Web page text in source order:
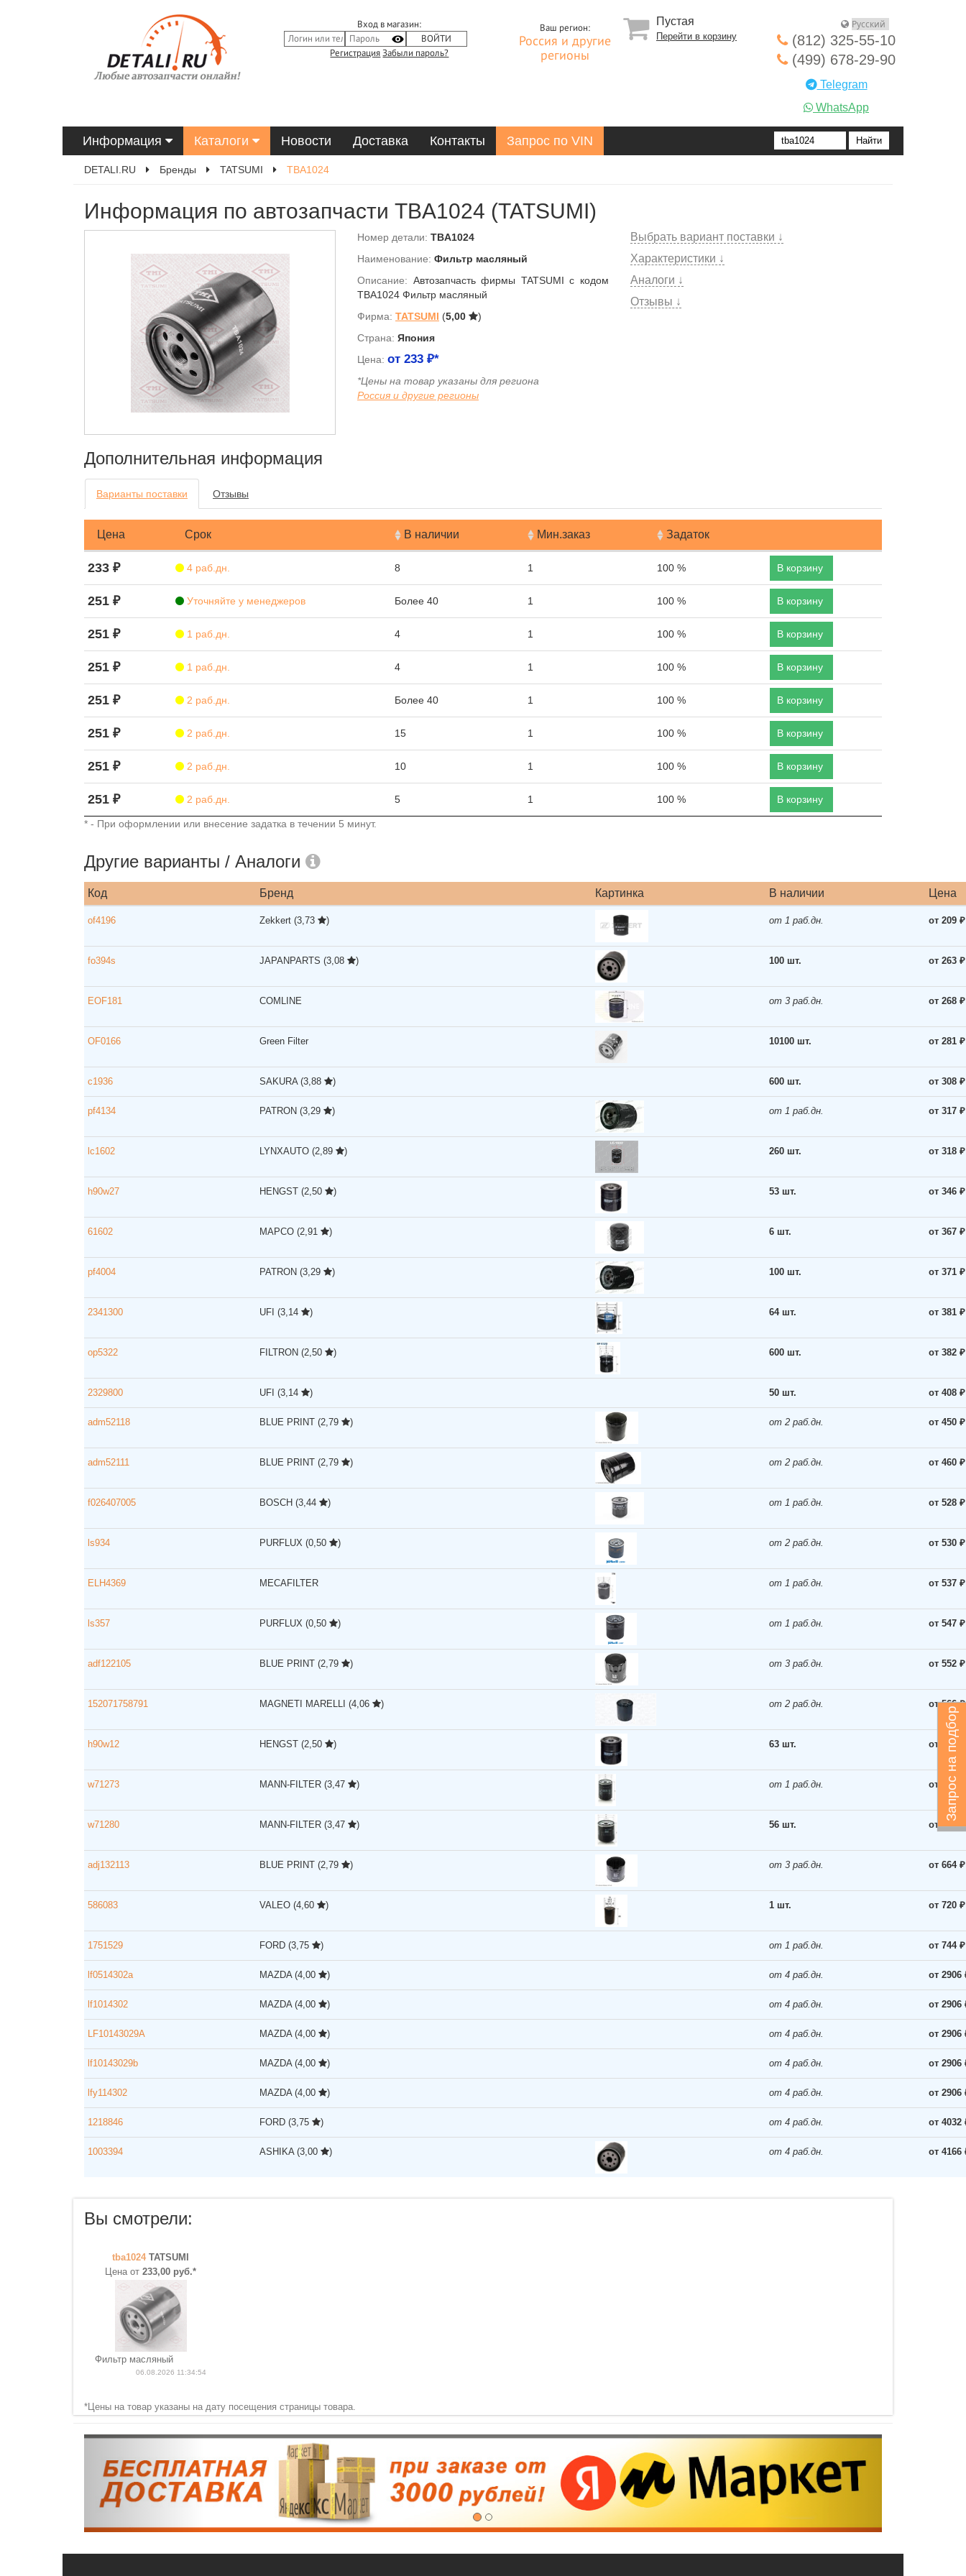
Запрос на подбор
Вход в магазин:
Регистрация Забыли пароль?
Ваш регион:
Россия и другие
регионы
Пустая
Перейти в корзину
(812) 325-55-10
(499) 678-29-90
Telegram
WhatsApp
Информация Каталоги Новости Доставка Контакты Запрос по VIN
DETALI.RU Бренды TATSUMI TBA1024
Информация по автозапчасти TBA1024 (TATSUMI)
Номер детали: TBA1024
Наименование: Фильтр масляный
Описание: Автозапчасть фирмы TATSUMI с кодом
TBA1024 Фильтр масляный
Фирма: TATSUMI (5,00
)
Страна: Япония
Цена: от 233 ₽*
*Цены на товар указаны для региона
Россия и другие регионы
Выбрать вариант поставки ↓
Характеристики ↓
Аналоги ↓
Отзывы ↓
Дополнительная информация
Варианты поставки Отзывы
Цена Срок В наличии Мин.заказ Задаток
233 ₽ 4 раб.дн. 8 1 100 % В корзину
251 ₽ Уточняйте у менеджеров Более 40 1 100 % В корзину
251 ₽ 1 раб.дн. 4 1 100 % В корзину
251 ₽ 1 раб.дн. 4 1 100 % В корзину
251 ₽ 2 раб.дн. Более 40 1 100 % В корзину
251 ₽ 2 раб.дн. 15 1 100 % В корзину
251 ₽ 2 раб.дн. 10 1 100 % В корзину
251 ₽ 2 раб.дн. 5 1 100 % В корзину
* - При оформлении или внесение задатка в течении 5 минут.
Другие варианты / Аналоги
Код Бренд Картинка В наличии Цена
of4196 Zekkert (3,73 ) от 1 раб.дн. от 209 ₽
fo394s JAPANPARTS (3,08 ) 100 шт. от 263 ₽
EOF181 COMLINE от 3 раб.дн. от 268 ₽
OF0166 Green Filter 10100 шт. от 281 ₽
c1936 SAKURA (3,88 ) 600 шт. от 308 ₽
pf4134 PATRON (3,29 ) от 1 раб.дн. от 317 ₽
lc1602 LYNXAUTO (2,89 ) 260 шт. от 318 ₽
h90w27 HENGST (2,50 ) 53 шт. от 346 ₽
61602 MAPCO (2,91 ) 6 шт. от 367 ₽
pf4004 PATRON (3,29 ) 100 шт. от 371 ₽
2341300 UFI (3,14 ) 64 шт. от 381 ₽
op5322 FILTRON (2,50 ) 600 шт. от 382 ₽
2329800 UFI (3,14 ) 50 шт. от 408 ₽
adm52118 BLUE PRINT (2,79 ) от 2 раб.дн. от 450 ₽
adm52111 BLUE PRINT (2,79 ) от 2 раб.дн. от 460 ₽
f026407005 BOSCH (3,44 ) от 1 раб.дн. от 528 ₽
ls934 PURFLUX (0,50 ) от 2 раб.дн. от 530 ₽
ELH4369 MECAFILTER от 1 раб.дн. от 537 ₽
ls357 PURFLUX (0,50 ) от 1 раб.дн. от 547 ₽
adf122105 BLUE PRINT (2,79 ) от 3 раб.дн. от 552 ₽
152071758791 MAGNETI MARELLI (4,06 ) от 2 раб.дн. от 566 ₽
h90w12 HENGST (2,50 ) 63 шт. от 582 ₽
w71273 MANN-FILTER (3,47 ) от 1 раб.дн. от 582 ₽
w71280 MANN-FILTER (3,47 ) 56 шт. от 631 ₽
adj132113 BLUE PRINT (2,79 ) от 3 раб.дн. от 664 ₽
586083 VALEO (4,60 ) 1 шт. от 720 ₽
1751529 FORD (3,75 ) от 1 раб.дн. от 744 ₽
lf0514302a MAZDA (4,00 ) от 4 раб.дн. от 2906
lf1014302 MAZDA (4,00 ) от 4 раб.дн. от 2906
LF10143029A MAZDA (4,00 ) от 4 раб.дн. от 2906
lf10143029b MAZDA (4,00 ) от 4 раб.дн. от 2906
lfy114302 MAZDA (4,00 ) от 4 раб.дн. от 2906
1218846 FORD (3,75 ) от 4 раб.дн. от 4032
1003394 ASHIKA (3,00 ) от 4 раб.дн. от 4166
Вы смотрели:
tba1024 TATSUMI
Цена от 233,00 руб.*
Фильтр масляный
06.08.2026 11:34:54
*Цены на товар указаны на дату посещения страницы товара.